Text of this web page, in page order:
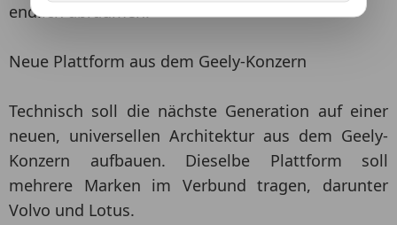
endlich abräumen.
Neue Plattform aus dem Geely-Konzern
Technisch soll die nächste Generation auf einer
neuen, universellen Architektur aus dem Geely-
Konzern aufbauen. Dieselbe Plattform soll
mehrere Marken im Verbund tragen, darunter
Volvo und Lotus.